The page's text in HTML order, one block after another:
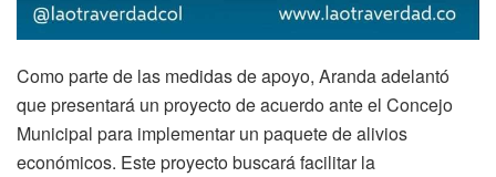
Como parte de las medidas de apoyo, Aranda adelantó
que presentará un proyecto de acuerdo ante el Concejo
Municipal para implementar un paquete de alivios
económicos. Este proyecto buscará facilitar la